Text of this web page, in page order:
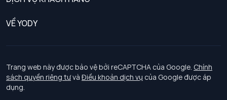
Chính sách khách hàng thân thiết
Chính sách bảo vệ dữ liệu cá nhân
Chính sách thanh toán, giao nhận
VỀ YODY
Tuyển dụng
Trang web này được bảo vệ bởi reCAPTCHA của Google. Chính
sách quyền riêng tưvà Điều khoản dịch vụ của Google được áp
dụng.